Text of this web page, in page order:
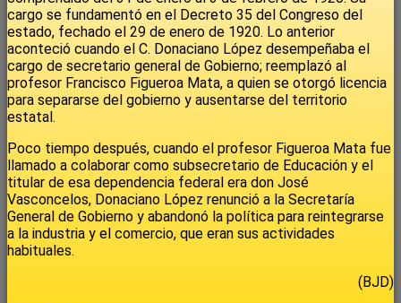
cargo se fundamentó en el Decreto 35 del Congreso del
estado, fechado el 29 de enero de 1920. Lo anterior
aconteció cuando el C. Donaciano López desempeñaba el
cargo de secretario general de Gobierno; reemplazó al
profesor Francisco Figueroa Mata, a quien se otorgó licencia
para separarse del gobierno y ausentarse del territorio
estatal.
Poco tiempo después, cuando el profesor Figueroa Mata fue
llamado a colaborar como subsecretario de Educación y el
titular de esa dependencia federal era don José
Vasconcelos, Donaciano López renunció a la Secretaría
General de Gobierno y abandonó la política para reintegrarse
a la industria y el comercio, que eran sus actividades
habituales.
(BJD)